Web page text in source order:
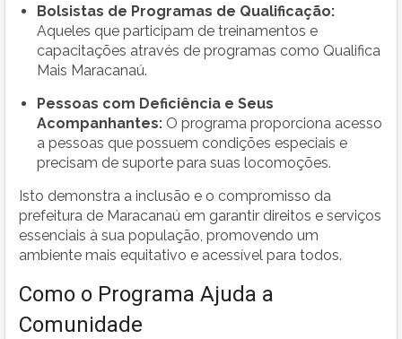
Bolsistas de Programas de Qualificação:
Aqueles que participam de treinamentos e
capacitações através de programas como Qualifica
Mais Maracanaú.
Pessoas com Deficiência e Seus
Acompanhantes: O programa proporciona acesso
a pessoas que possuem condições especiais e
precisam de suporte para suas locomoções.
Isto demonstra a inclusão e o compromisso da
prefeitura de Maracanaú em garantir direitos e serviços
essenciais à sua população, promovendo um
ambiente mais equitativo e acessível para todos.
Como o Programa Ajuda a
Comunidade